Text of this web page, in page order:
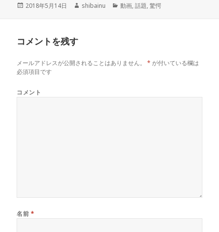
投
2018年5月14日
作
shibainu
カ
動画,話題,驚愕
コメントを残す
メールアドレスが公開されることはありません。 * が付いている欄は
必須項目です
コメント
名前 *